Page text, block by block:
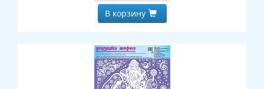
В корзину